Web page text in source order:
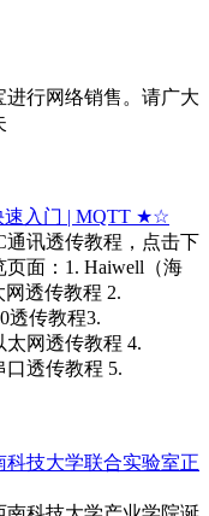
行网络销售。请广大
入门 | MQTT ★☆
通讯透传教程，点击下
面：1. Haiwell（海
透传教程 2.
透传教程3.
网透传教程 4.
透传教程 5.
技大学联合实验室正